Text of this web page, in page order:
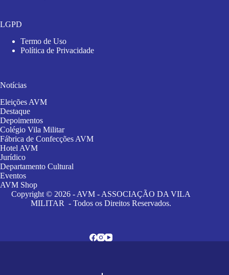
LGPD
Termo de Uso
Política de Privacidade
Notícias
Eleições AVM
Destaque
Depoimentos
Colégio Vila Militar
Fábrica de Confecções AVM
Hotel AVM
Jurídico
Departamento Cultural
Eventos
AVM Shop
Copyright © 2026 - AVM - ASSOCIAÇÃO DA VILA
MILITAR - Todos os Direitos Reservados.